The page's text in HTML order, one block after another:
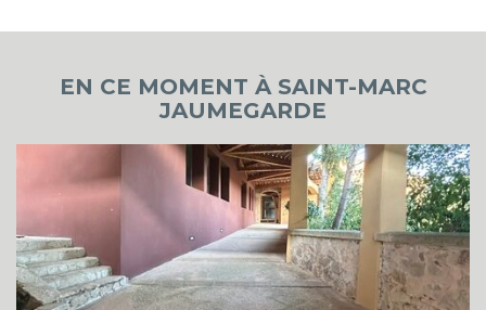
EN CE MOMENT À SAINT-MARC
JAUMEGARDE